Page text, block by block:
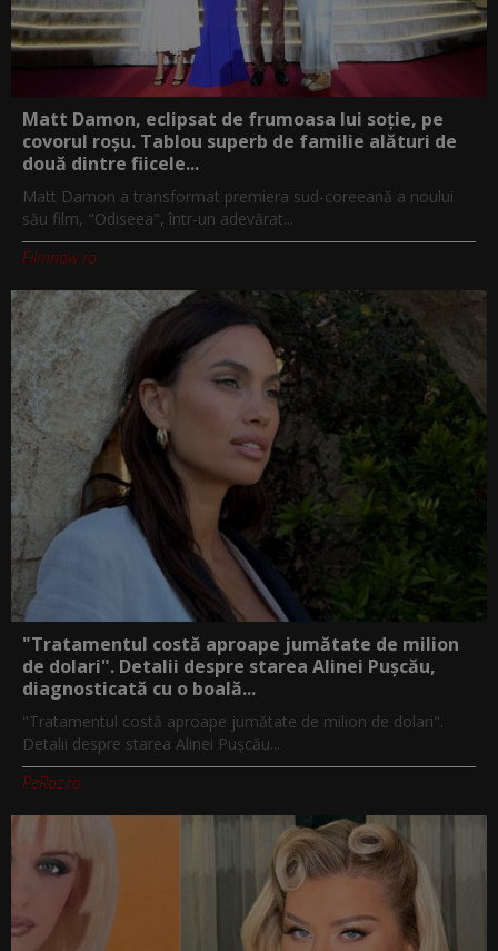
Matt Damon, eclipsat de frumoasa lui soție, pe
covorul roșu. Tablou superb de familie alături de
două dintre fiicele...
Matt Damon a transformat premiera sud-coreeană a noului
său film, "Odiseea", într-un adevărat...
Filmnow.ro
"Tratamentul costă aproape jumătate de milion
de dolari". Detalii despre starea Alinei Pușcău,
diagnosticată cu o boală...
"Tratamentul costă aproape jumătate de milion de dolari".
Detalii despre starea Alinei Pușcău...
PeRoz.ro